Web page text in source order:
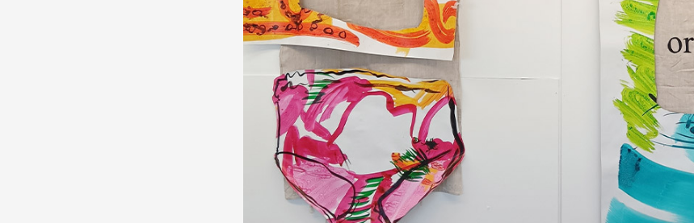
Production vidéo
1% œuvres dans l'espace public
Réseau documents d'artistes